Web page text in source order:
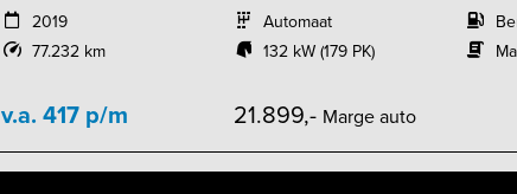
2019
77.232 km
Automaat
132 kW (179 PK)
v.a. 417 p/m 21.899,- Marge auto